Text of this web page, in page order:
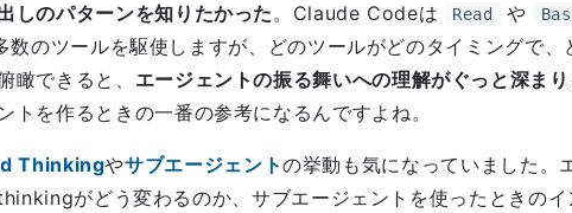
しのパターンを知りたかった。Claude Codeは Read や
数のツールを駆使しますが、どのツールがどのタイミングで、
瞰できると、 エージェントの振る舞いへの理解がぐっと深ま
トを作るときの一番の参考になるんですよね。
Thinkingやサブエージェントの挙動も気になっていました。
がどう変わるのか、サブエージェントを使ったときのイ